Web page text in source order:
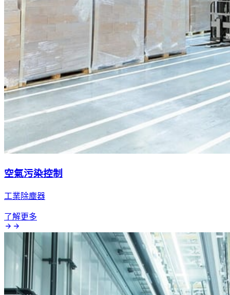
空氣污染控制
工業除塵器
了解更多